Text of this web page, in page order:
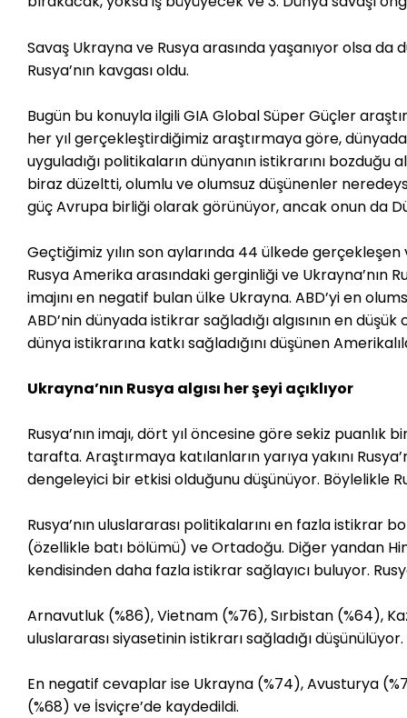
Savaş Ukrayna ve Rusya arasında yaşanıyor olsa
Rusya’nın kavgası oldu.
Bugün bu konuyla ilgili GIA Global Süper Güçler
her yıl gerçekleştirdiğimiz araştırmaya göre,
uyguladığı politikaların dünyanın istikrarını bozduğu
biraz düzeltti, olumlu ve olumsuz düşünenler
güç Avrupa birliği olarak görünüyor, ancak onun da
Geçtiğimiz yılın son aylarında 44 ülkede
Rusya Amerika arasındaki gerginliği ve Ukrayna’nın
imajını en negatif bulan ülke Ukrayna. ABD’yi en
ABD’nin dünyada istikrar sağladığı algısının en
dünya istikrarına katkı sağladığını düşünen
Ukrayna’nın Rusya algısı her şeyi açıklıyor
Rusya’nın imajı, dört yıl öncesine göre sekiz
tarafta. Araştırmaya katılanların yarıya yakını
dengeleyici bir etkisi olduğunu düşünüyor. Böylelikle
Rusya’nın uluslararası politikalarını en fazla istikrar
(özellikle batı bölümü) ve Ortadoğu. Diğer yandan
kendisinden daha fazla istikrar sağlayıcı buluyor.
Arnavutluk (%86), Vietnam (%76), Sırbistan (%64),
uluslararası siyasetinin istikrarı sağladığı düşünülüyor.
En negatif cevaplar ise Ukrayna (%74), Avusturya
(%68) ve İsviçre’de kaydedildi.